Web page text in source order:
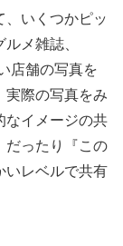
、いくつかピッ
メ雑誌、
店舗の写真を
実際の写真をみ
なイメージの共
だったり『この
いレベルで共有